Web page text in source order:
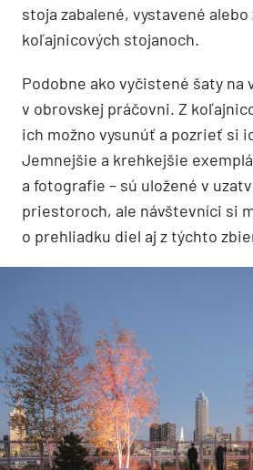
stoja zabalené, vystavené alebo
koľajnicových stojanoch.
Podobne ako vyčistené šaty na
v obrovskej práčovni. Z
ich možno vysunúť a pozrieť si
Jemnejšie a krehkejšie
a fotografie – sú uložené v
priestoroch, ale návštevníci si
o prehliadku diel aj z týchto